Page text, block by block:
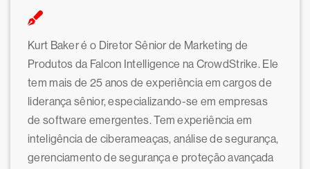
Kurt Baker é o Diretor Sênior de Marketing de
Produtos da Falcon Intelligence na CrowdStrike. Ele
tem mais de 25 anos de experiência em cargos de
liderança sênior, especializando-se em empresas
de software emergentes. Tem experiência em
inteligência de ciberameaças, análise de segurança,
gerenciamento de segurança e proteção avançada